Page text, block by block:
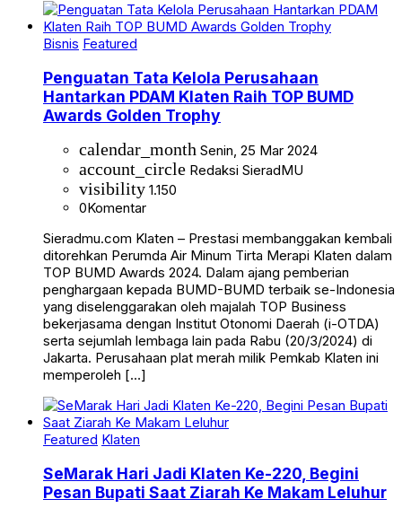
Bisnis Featured
Penguatan Tata Kelola Perusahaan
Hantarkan PDAM Klaten Raih TOP BUMD
Awards Golden Trophy
calendar_month Senin, 25 Mar 2024
account_circle Redaksi SieradMU
visibility 1.150
0Komentar
Sieradmu.com Klaten – Prestasi membanggakan kembali
ditorehkan Perumda Air Minum Tirta Merapi Klaten dalam
TOP BUMD Awards 2024. Dalam ajang pemberian
penghargaan kepada BUMD-BUMD terbaik se-Indonesia
yang diselenggarakan oleh majalah TOP Business
bekerjasama dengan Institut Otonomi Daerah (i-OTDA)
serta sejumlah lembaga lain pada Rabu (20/3/2024) di
Jakarta. Perusahaan plat merah milik Pemkab Klaten ini
memperoleh […]
Featured Klaten
SeMarak Hari Jadi Klaten Ke-220, Begini
Pesan Bupati Saat Ziarah Ke Makam Leluhur